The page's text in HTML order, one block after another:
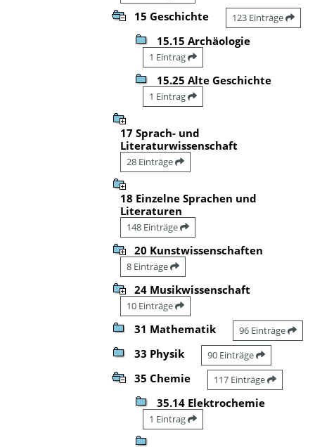
15 Geschichte 123 Einträge
15.15 Archäologie
1 Eintrag
15.25 Alte Geschichte
1 Eintrag
17 Sprach- und
Literaturwissenschaft
28 Einträge
18 Einzelne Sprachen und
Literaturen
148 Einträge
20 Kunstwissenschaften
8 Einträge
24 Musikwissenschaft
10 Einträge
31 Mathematik 96 Einträge
33 Physik 90 Einträge
35 Chemie 117 Einträge
35.14 Elektrochemie
1 Eintrag